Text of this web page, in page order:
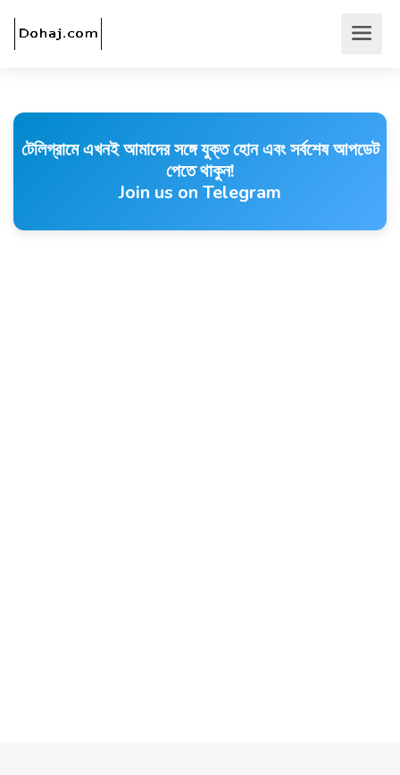
টেলিগ্রামে এখনই আমাদের সঙ্গে যুক্ত হোন এবং সর্বশেষ আপডেট
পেতে থাকুন!
Join us on Telegram